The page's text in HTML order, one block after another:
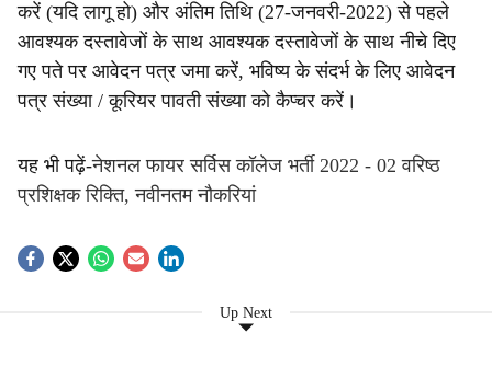
करें (यदि लागू हो) और अंतिम तिथि (27-जनवरी-2022) से पहले
आवश्यक दस्तावेजों के साथ आवश्यक दस्तावेजों के साथ नीचे दिए
गए पते पर आवेदन पत्र जमा करें, भविष्य के संदर्भ के लिए आवेदन
पत्र संख्या / कूरियर पावती संख्या को कैप्चर करें।
यह भी पढ़ें-नेशनल फायर सर्विस कॉलेज भर्ती 2022 - 02 वरिष्ठ
प्रशिक्षक रिक्ति, नवीनतम नौकरियां
Up Next